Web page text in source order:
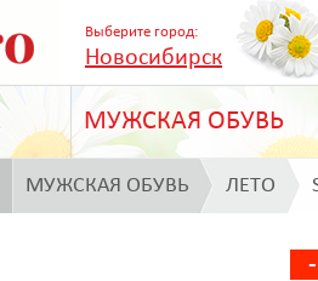
Выберите город:
Новосибирск
МУЖСКАЯ ОБУВЬ
МУЖСКАЯ ОБУВЬ ЛЕТО